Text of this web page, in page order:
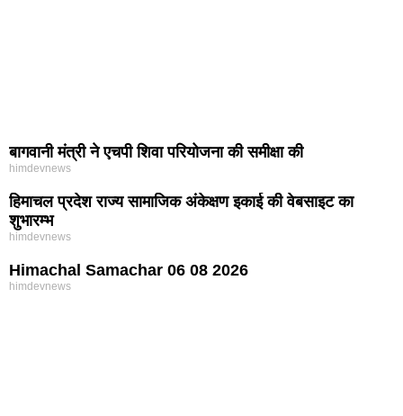
बागवानी मंत्री ने एचपी शिवा परियोजना की समीक्षा की
himdevnews
हिमाचल प्रदेश राज्य सामाजिक अंकेक्षण इकाई की वेबसाइट का
शुभारम्भ
himdevnews
Himachal Samachar 06 08 2026
himdevnews